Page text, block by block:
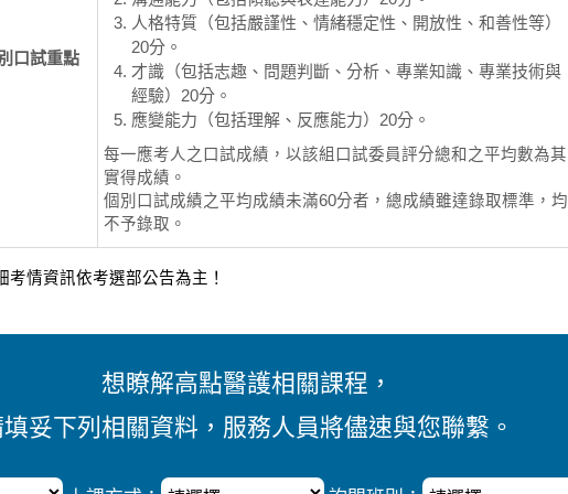
口試重點
人格特質（包括嚴謹性、情緒穩定性、開放性、和善性等）
20分。
才識（包括志趣、問題判斷、分析、專業知識、專業技術與
經驗）20分。
應變能力（包括理解、反應能力）20分。
每一應考人之口試成績，以該組口試委員評分總和之平均數為其
實得成績。
個別口試成績之平均成績未滿60分者，總成績雖達錄取標準，均
不予錄取。
情資訊依考選部公告為主！
想瞭解高點醫護相關課程，
妥下列相關資料，服務人員將儘速與您聯繫。